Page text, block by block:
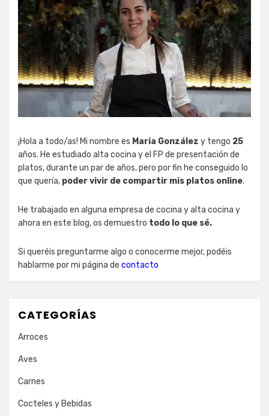
¡Hola a todo/as! Mi nombre es Maria González y tengo 25
años. He estudiado alta cocina y el FP de presentación de
platos, durante un par de años, pero por fin he conseguido lo
que quería, poder vivir de compartir mis platos online.
He trabajado en alguna empresa de cocina y alta cocina y
ahora en este blog, os demuestro todo lo que sé.
Si queréis preguntarme algo o conocerme mejor, podéis
hablarme por mi página de contacto
CATEGORÍAS
Arroces
Aves
Carnes
Cocteles y Bebidas